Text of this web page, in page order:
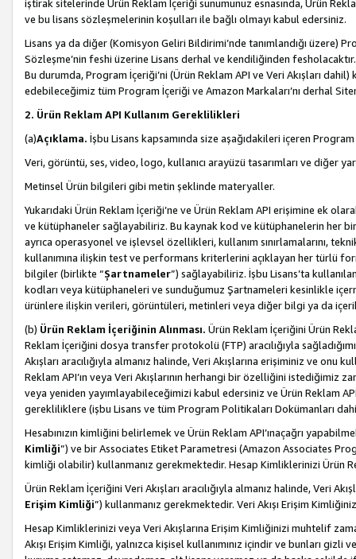
iştirak sitelerinde Ürün Reklam İçeriği sunumunuz esnasında, Ürün
ve bu lisans sözleşmelerinin koşulları ile bağlı olmayı kabul edersiniz.
Lisans ya da diğer (Komisyon Geliri Bildirimi’nde tanımlandığı üzere)
Sözleşme’nin feshi üzerine Lisans derhal ve kendiliğinden
Bu durumda, Program İçeriği’ni (Ürün Reklam API ve Veri Akışları
edebileceğimiz tüm Program İçeriği ve Amazon Markaları’nı derhal
2. Ürün Reklam API Kullanım Gereklilikleri
(a)Açıklama. İşbu Lisans kapsamında size aşağıdakileri içeren
Veri, görüntü, ses, video, logo, kullanıcı arayüzü tasarımları ve diğer
Metinsel Ürün bilgileri gibi metin şeklinde materyaller.
Yukarıdaki Ürün Reklam İçeriği’ne ve Ürün Reklam API erişimine ek
ve kütüphaneler sağlayabiliriz. Bu kaynak kod ve kütüphanelerin her
ayrıca operasyonel ve işlevsel özellikleri, kullanım sınırlamalarını,
kullanımına ilişkin test ve performans kriterlerini açıklayan her türlü
bilgiler (birlikte “Şartnameler”) sağlayabiliriz. İşbu Lisans’ta
kodları veya kütüphaneleri ve sunduğumuz Şartnameleri kesinlikle
ürünlere ilişkin verileri, görüntüleri, metinleri veya diğer bilgi ya da
(b) Ürün Reklam İçeriğinin Alınması. Ürün Reklam İçeriğini Ürün
Reklam İçeriğini dosya transfer protokolü (FTP) aracılığıyla
Akışları aracılığıyla almanız halinde, Veri Akışlarına erişiminiz ve onu
Reklam API’ın veya Veri Akışlarının herhangi bir özelliğini
veya yeniden yayımlayabileceğimizi kabul edersiniz ve Ürün Reklam
gerekliliklere (işbu Lisans ve tüm Program Politikaları Dokümanları
Hesabınızın kimliğini belirlemek ve Ürün Reklam API’ınaçağrı
Kimliği”) ve bir Associates Etiket Parametresi (Amazon Associates
kimliği olabilir) kullanmanız gerekmektedir. Hesap Kimliklerinizi Ürün
Ürün Reklam İçeriğini Veri Akışları aracılığıyla almanız halinde, Veri
Erişim Kimliği”) kullanmanız gerekmektedir. Veri Akışı Erişim
Hesap Kimliklerinizi veya Veri Akışlarına Erişim Kimliğinizi muhtelif
Akışı Erişim Kimliği, yalnızca kişisel kullanımınız içindir ve bunları